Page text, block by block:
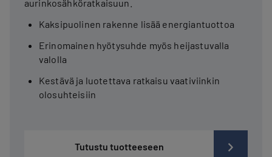
aurinkosähköratkaisuun.
Kaksipuolinen rakenne lisää energiantuottoa
Erinomainen hyötysuhde myös heijastuvalla
valolla
Kestävä ja luotettava ratkaisu vaativiinkin
olosuhteisiin
Tutustu tuotteeseen